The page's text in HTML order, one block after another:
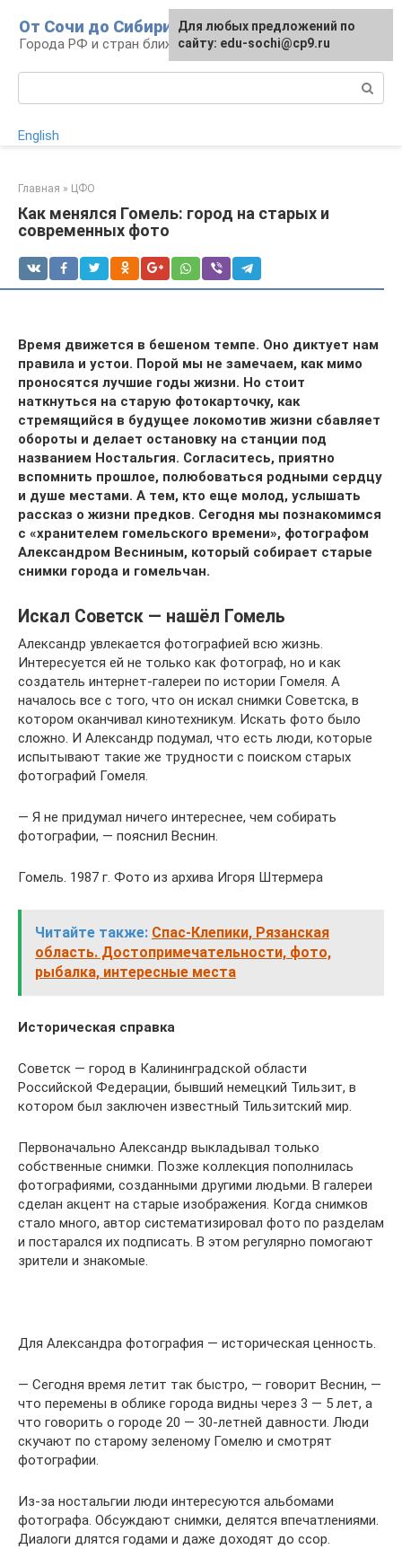
контенту
От Сочи до Сибири
Города РФ и стран ближнего зарубежья
English
Главная » ЦФО
Как менялся Гомель: город на старых и
современных фото
Время движется в бешеном темпе. Оно диктует нам
правила и устои. Порой мы не замечаем, как мимо
проносятся лучшие годы жизни. Но стоит
наткнуться на старую фотокарточку, как
стремящийся в будущее локомотив жизни сбавляет
обороты и делает остановку на станции под
названием Ностальгия. Согласитесь, приятно
вспомнить прошлое, полюбоваться родными сердцу
и душе местами. А тем, кто еще молод, услышать
рассказ о жизни предков. Сегодня мы познакомимся
с «хранителем гомельского времени», фотографом
Александром Весниным, который собирает старые
снимки города и гомельчан.
Искал Советск — нашёл Гомель
Александр увлекается фотографией всю жизнь.
Интересуется ей не только как фотограф, но и как
создатель интернет-галереи по истории Гомеля. А
началось все с того, что он искал снимки Советска, в
котором оканчивал кинотехникум. Искать фото было
сложно. И Александр подумал, что есть люди, которые
испытывают такие же трудности с поиском старых
фотографий Гомеля.
— Я не придумал ничего интереснее, чем собирать
фотографии, — пояснил Веснин.
Гомель. 1987 г. Фото из архива Игоря Штермера
Читайте также: Спас-Клепики, Рязанская
область. Достопримечательности, фото,
рыбалка, интересные места
Историческая справка
Советск — город в Калинин­градской области
Российской Федерации, бывший немецкий Тильзит, в
котором был заключен известный Тильзитский мир.
Первоначально Александр выкладывал только
собственные снимки. Позже коллекция пополнилась
фотографиями, созданными другими людьми. В галереи
сделан акцент на старые изображения. Когда снимков
стало много, автор систематизировал фото по разделам
и постарался их подписать. В этом регулярно помогают
зрители и знакомые.
Для Александра фотография — историческая ценность.
— Сегодня время летит так быстро, — говорит Веснин, —
что перемены в облике города видны через 3 — 5 лет, а
что говорить о городе 20 — 30-летней давности. Люди
скучают по старому зеленому Гомелю и смотрят
фотографии.
Из-за ностальгии люди интересуются альбомами
фотографа. Обсуждают снимки, делятся впечатлениями.
Диалоги длятся годами и даже доходят до ссор.
Для любых предложений по
сайту: edu-sochi@cp9.ru